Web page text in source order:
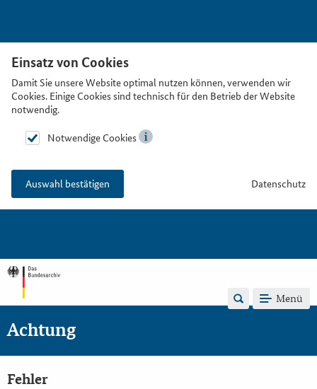
Einsatz von Cookies
Damit Sie unsere Website optimal nutzen können, verwenden wir
Cookies. Einige Cookies sind technisch für den Betrieb der Website
notwendig.
Notwendige Cookies
Auswahl bestätigen Datenschutz
Menü
Achtung
Fehler